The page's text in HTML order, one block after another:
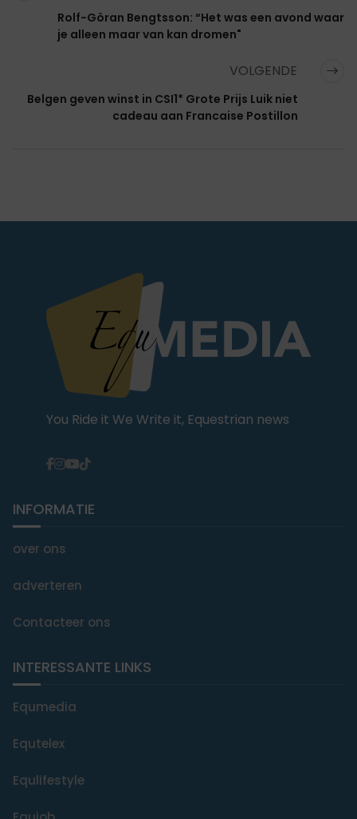
Rolf-Göran Bengtsson: “Het was een avond waar
je alleen maar van kan dromen"
VOLGENDE
Belgen geven winst in CSI1* Grote Prijs Luik niet
cadeau aan Francaise Postillon
You Ride it We Write it, Equestrian news
INFORMATIE
over ons
adverteren
Contacteer ons
INTERESSANTE LINKS
Equmedia
Equtelex
Equlifestyle